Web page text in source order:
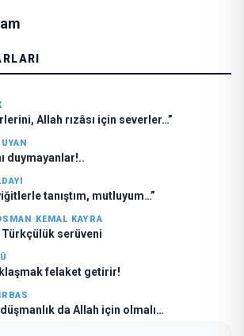
Allah rızâsı için severler…”
duymayanlar!..
tanıştım, mutluyum…”
KEMAL KAYRA
serüveni
felaket getirir!
da Allah için olmalı…